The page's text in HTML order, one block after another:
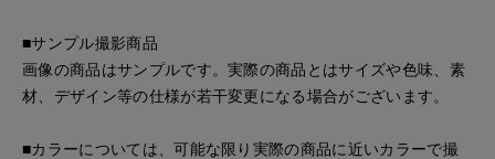
■サンプル撮影商品
画像の商品はサンプルです。実際の商品とはサイズや色味、素
材、デザイン等の仕様が若干変更になる場合がございます。
■カラーについては、可能な限り実際の商品に近いカラーで撮